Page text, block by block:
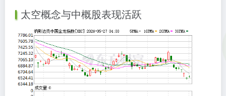
太空概念与中概股表现活跃